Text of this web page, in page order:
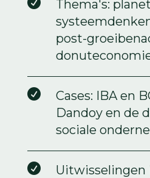
Thema's:
post-

Cases: IBA en
Dandoy en de
sociale

Uitwisselingen